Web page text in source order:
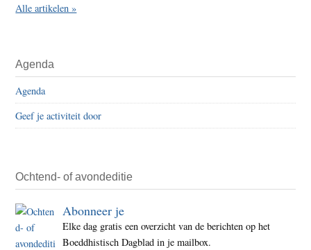
Alle artikelen »
Agenda
Agenda
Geef je activiteit door
Ochtend- of avondeditie
Abonneer je
Elke dag gratis een overzicht van de berichten op het
Boeddhistisch Dagblad in je mailbox.